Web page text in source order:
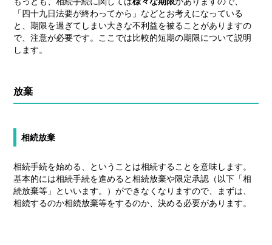
「四十九日法要が終わってから」などとお考えになっている
と、期限を過ぎてしまい大きな不利益を被ることがありますの
で、注意が必要です。ここでは比較的短期の期限について説明
します。
放棄
相続放棄
相続手続を始める、ということは相続することを意味します。
基本的には相続手続を進めると相続放棄や限定承認（以下「相
続放棄等」といいます。）ができなくなりますので、まずは、
相続するのか相続放棄等をするのか、決める必要があります。